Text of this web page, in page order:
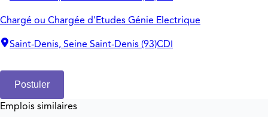
Chargé ou Chargée d'Etudes Génie Electrique
Saint-Denis, Seine Saint-Denis (93)CDI
Postuler
Emplois similaires